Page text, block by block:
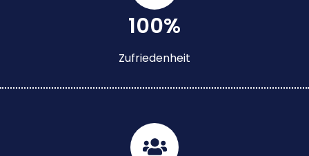
100%
Zufriedenheit